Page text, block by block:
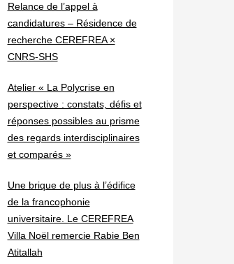
Relance de l’appel à
candidatures – Résidence de
recherche CEREFREA ×
CNRS-SHS
Atelier « La Polycrise en
perspective : constats, défis et
réponses possibles au prisme
des regards interdisciplinaires
et comparés »
Une brique de plus à l’édifice
de la francophonie
universitaire. Le CEREFREA
Villa Noël remercie Rabie Ben
Atitallah